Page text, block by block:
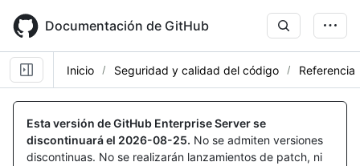
main
content
Documentación de GitHub
Inicio Seguridad y calidad del código Referencia
Esta versión de GitHub Enterprise Server se
discontinuará el 2026-08-25. No se admiten versiones
discontinuas. No se realizarán lanzamientos de patch, ni